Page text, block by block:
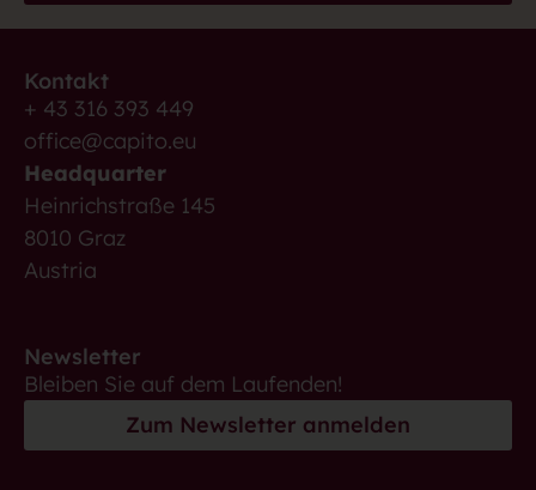
Kontakt
+ 43 316 393 449
office@capito.eu
Headquarter
Heinrichstraße 145
8010 Graz
Austria
Newsletter
Bleiben Sie auf dem Laufenden!
Zum Newsletter anmelden